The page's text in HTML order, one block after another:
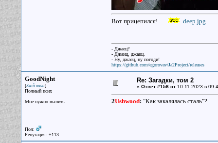
Вот прицепился! deep.jpg
- Джаец?
- Джаиц, джаиц.
- Ну, джаец, ну погоди!
https://github.com/egorovav/Ja2Project/releases
GoodNight
[Злой ночи]
Полный псих
Мне нужно выпить...
Пол:
Репутация: +113
Re: Загадки, том 2
« Ответ #156 от10.11.2023 в
2Ushwood: "Как закалялась сталь"?